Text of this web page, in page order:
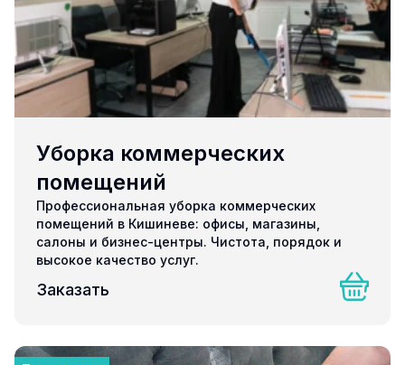
Уборка коммерческих
помещений
Профессиональная уборка коммерческих
помещений в Кишиневе: офисы, магазины,
салоны и бизнес-центры. Чистота, порядок и
высокое качество услуг.
Заказать